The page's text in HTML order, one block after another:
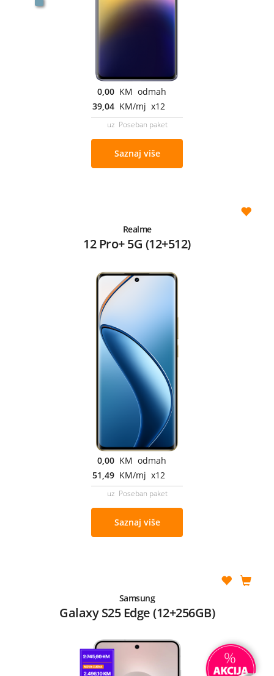
0,00 KM odmah
39,04 KM/mj x12
uz Poseban paket
Saznaj više
Realme
12 Pro+ 5G (12+512)
0,00 KM odmah
51,49 KM/mj x12
uz Poseban paket
Saznaj više
Samsung
Galaxy S25 Edge (12+256GB)